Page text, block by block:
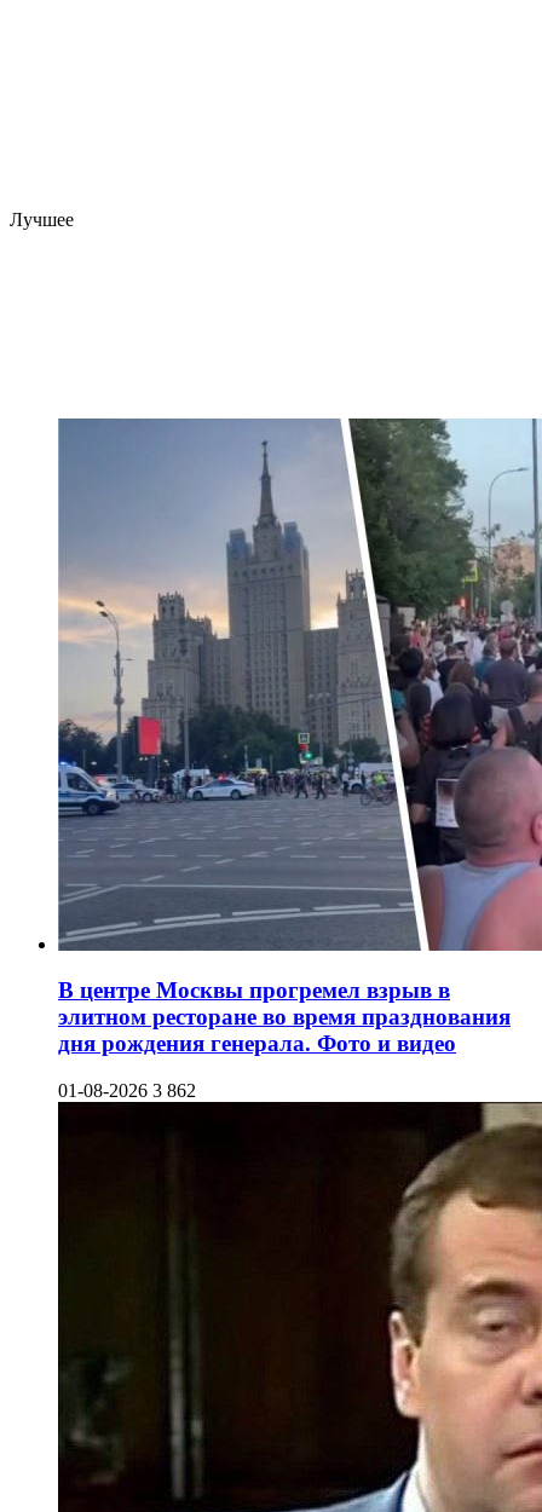
Лучшее
В центре Москвы прогремел взрыв в
элитном ресторане во время празднования
дня рождения генерала. Фото и видео
01-08-2026 3 862